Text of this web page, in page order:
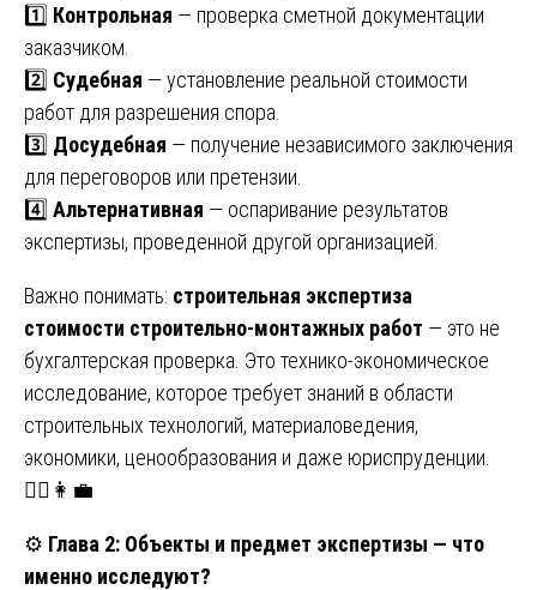
1️⃣ Контрольная — проверка сметной документации
заказчиком.
2️⃣ Судебная — установление реальной стоимости
работ для разрешения спора.
3️⃣ Досудебная — получение независимого заключения
для переговоров или претензии.
4️⃣ Альтернативная — оспаривание результатов
экспертизы, проведенной другой организацией.
Важно понимать: строительная экспертиза
стоимости строительно-монтажных работ — это не
бухгалтерская проверка. Это технико-экономическое
исследование, которое требует знаний в области
строительных технологий, материаловедения,
экономики, ценообразования и даже юриспруденции.
👷‍♂️👩‍💼
⚙️ Глава 2: Объекты и предмет экспертизы — что
именно исследуют?